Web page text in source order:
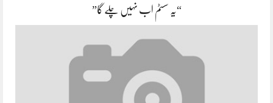
“یہ سسٹم اب نہیں چلے گا”